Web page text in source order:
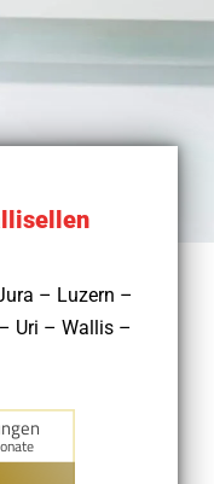
– Luzern –
Uri – Wallis –